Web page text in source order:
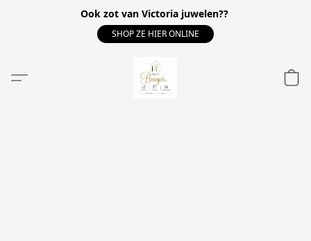
Ook zot van Victoria juwelen??
SHOP ZE HIER ONLINE